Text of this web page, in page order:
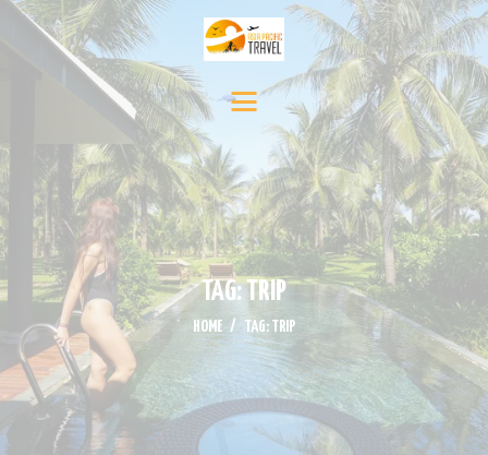
TAG: TRIP
HOME TAG: TRIP
INICIO
DESTINOS
SERVICIO DE VIAJE
CONTÁCTENOS
MEDIA
NOTICIAS Y EVENTOS